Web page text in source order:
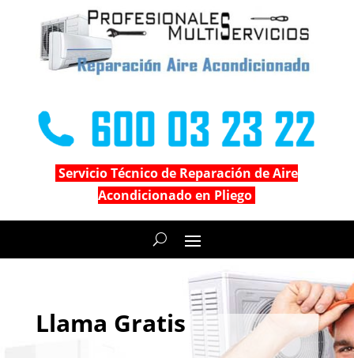
Servicio Técnico de Reparación de Aire
Acondicionado en Pliego
Llama Gratis